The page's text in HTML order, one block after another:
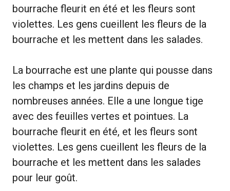
bourrache fleurit en été et les fleurs sont
violettes. Les gens cueillent les fleurs de la
bourrache et les mettent dans les salades.
La bourrache est une plante qui pousse dans
les champs et les jardins depuis de
nombreuses années. Elle a une longue tige
avec des feuilles vertes et pointues. La
bourrache fleurit en été, et les fleurs sont
violettes. Les gens cueillent les fleurs de la
bourrache et les mettent dans les salades
pour leur goût.